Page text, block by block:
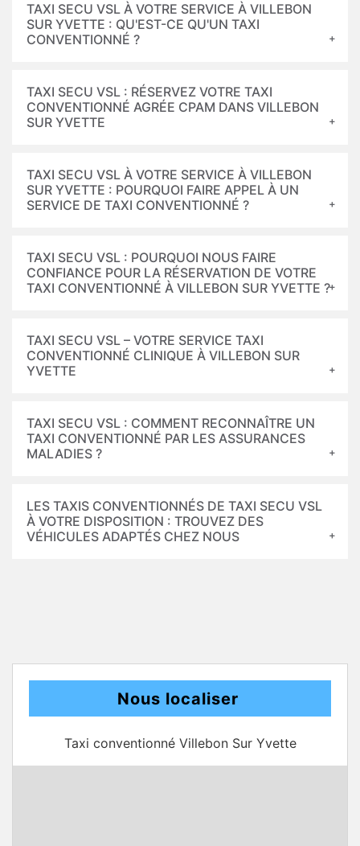
TAXI SECU VSL À VOTRE SERVICE À VILLEBON
SUR YVETTE : QU'EST-CE QU'UN TAXI
CONVENTIONNÉ ?
TAXI SECU VSL : RÉSERVEZ VOTRE TAXI
CONVENTIONNÉ AGRÉE CPAM DANS VILLEBON
SUR YVETTE
TAXI SECU VSL À VOTRE SERVICE À VILLEBON
SUR YVETTE : POURQUOI FAIRE APPEL À UN
SERVICE DE TAXI CONVENTIONNÉ ?
TAXI SECU VSL : POURQUOI NOUS FAIRE
CONFIANCE POUR LA RÉSERVATION DE VOTRE
TAXI CONVENTIONNÉ À VILLEBON SUR YVETTE ?
TAXI SECU VSL – VOTRE SERVICE TAXI
CONVENTIONNÉ CLINIQUE À VILLEBON SUR
YVETTE
TAXI SECU VSL : COMMENT RECONNAÎTRE UN
TAXI CONVENTIONNÉ PAR LES ASSURANCES
MALADIES ?
LES TAXIS CONVENTIONNÉS DE TAXI SECU VSL
À VOTRE DISPOSITION : TROUVEZ DES
VÉHICULES ADAPTÉS CHEZ NOUS
Nous localiser
Taxi conventionné Villebon Sur Yvette